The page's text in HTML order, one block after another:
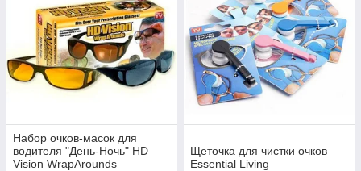
Набор очков-масок для
водителя "День-Ночь" HD
Vision WrapArounds
Щеточка для чистки очков
Essential Living